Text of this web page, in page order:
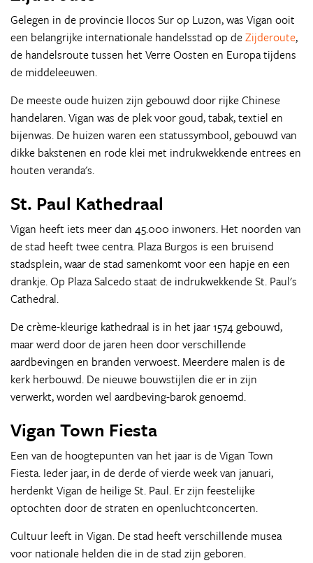
Gelegen in de provincie Ilocos Sur op Luzon, was Vigan ooit
een belangrijke internationale handelsstad op deZijderoute,
de handelsroute tussen het Verre Oosten en Europa tijdens
de middeleeuwen.
De meeste oude huizen zijn gebouwd door rijke Chinese
handelaren. Vigan was de plek voor goud, tabak, textiel en
bijenwas. De huizen waren een statussymbool, gebouwd van
dikke bakstenen en rode klei met indrukwekkende entrees en
houten veranda's.
St. Paul Kathedraal
Vigan heeft iets meer dan 45.000 inwoners. Het noorden van
de stad heeft twee centra. Plaza Burgos is een bruisend
stadsplein, waar de stad samenkomt voor een hapje en een
drankje. Op Plaza Salcedo staat de indrukwekkende St. Paul's
Cathedral.
De crème-kleurige kathedraal is in het jaar 1574 gebouwd,
maar werd door de jaren heen door verschillende
aardbevingen en branden verwoest. Meerdere malen is de
kerk herbouwd. De nieuwe bouwstijlen die er in zijn
verwerkt, worden wel aardbeving-barok genoemd.
Vigan Town Fiesta
Een van de hoogtepunten van het jaar is de Vigan Town
Fiesta. Ieder jaar, in de derde of vierde week van januari,
herdenkt Vigan de heilige St. Paul. Er zijn feestelijke
optochten door de straten en openluchtconcerten.
Cultuur leeft in Vigan. De stad heeft verschillende musea
voor nationale helden die in de stad zijn geboren.